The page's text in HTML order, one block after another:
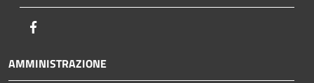
AMMINISTRAZIONE